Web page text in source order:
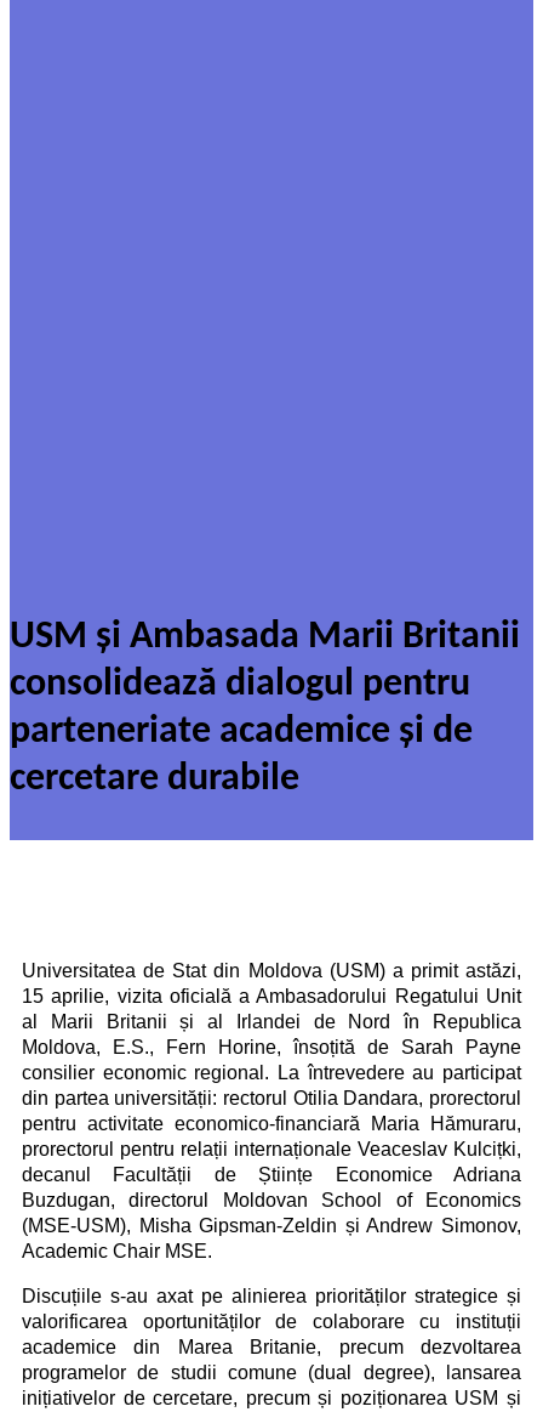
USM și Ambasada Marii Britanii
consolidează dialogul pentru
parteneriate academice și de
cercetare durabile
Universitatea de Stat din Moldova (USM) a primit astăzi,
15 aprilie, vizita oficială a Ambasadorului Regatului Unit
al Marii Britanii și al Irlandei de Nord în Republica
Moldova, E.S., Fern Horine, însoțită de Sarah Payne
consilier economic regional. La întrevedere au participat
din partea universității: rectorul Otilia Dandara, prorectorul
pentru activitate economico-financiară Maria Hămuraru,
prorectorul pentru relații internaționale Veaceslav Kulcițki,
decanul Facultății de Științe Economice Adriana
Buzdugan, directorul Moldovan School of Economics
(MSE-USM), Misha Gipsman-Zeldin și Andrew Simonov,
Academic Chair MSE.
Discuțiile s-au axat pe alinierea priorităților strategice și
valorificarea oportunităților de colaborare cu instituții
academice din Marea Britanie, precum dezvoltarea
programelor de studii comune (dual degree), lansarea
inițiativelor de cercetare, precum și poziționarea USM și